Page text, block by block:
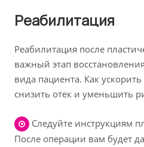
Реабилитация
Реабилитация после
важный этап
вида пациента. Как
снизить отек и уменьшить
Следуйте инструкциям
После операции вам будет